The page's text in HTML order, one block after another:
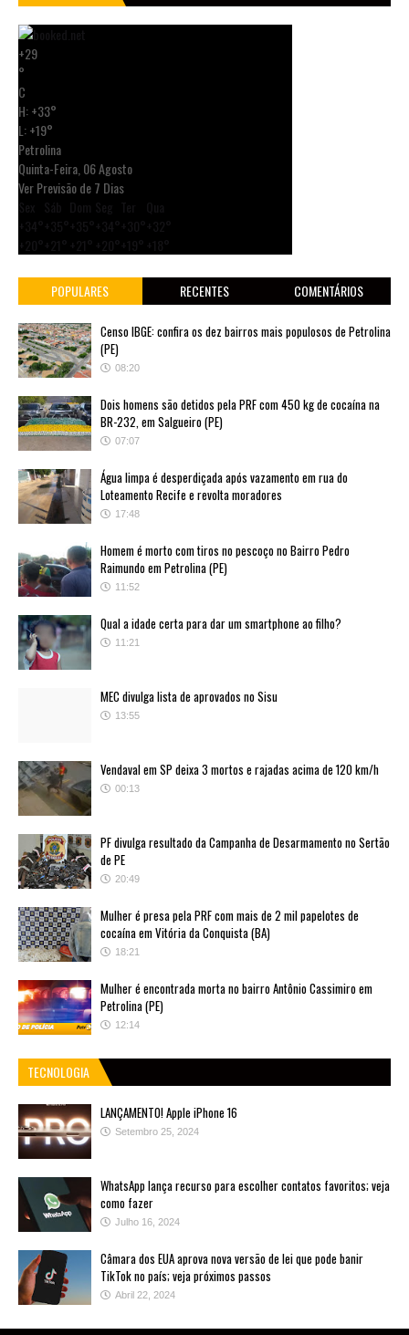
+29
°
C
H:+33°
L:+19°
Petrolina
Quinta-Feira, 06 Agosto
Ver Previsão de 7 Dias
POPULARES RECENTES COMENTÁRIOS
Censo IBGE: confira os dez bairros mais populosos de Petrolina
(PE)
08:20
Dois homens são detidos pela PRF com 450 kg de cocaína na
BR-232, em Salgueiro (PE)
07:07
Água limpa é desperdiçada após vazamento em rua do
Loteamento Recife e revolta moradores
17:48
Homem é morto com tiros no pescoço no Bairro Pedro
Raimundo em Petrolina (PE)
11:52
Qual a idade certa para dar um smartphone ao filho?
11:21
MEC divulga lista de aprovados no Sisu
13:55
Vendaval em SP deixa 3 mortos e rajadas acima de 120 km/h
00:13
PF divulga resultado da Campanha de Desarmamento no Sertão
de PE
20:49
Mulher é presa pela PRF com mais de 2 mil papelotes de
cocaína em Vitória da Conquista (BA)
18:21
Mulher é encontrada morta no bairro Antônio Cassimiro em
Petrolina (PE)
12:14
TECNOLOGIA
LANÇAMENTO! Apple iPhone 16
Setembro 25, 2024
WhatsApp lança recurso para escolher contatos favoritos; veja
como fazer
Julho 16, 2024
Câmara dos EUA aprova nova versão de lei que pode banir
TikTok no país; veja próximos passos
Abril 22, 2024